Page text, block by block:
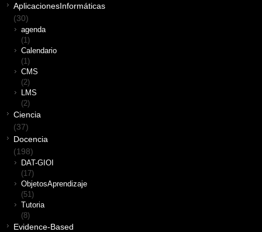
AplicacionesInformáticas
(30)
agenda
(1)
Calendario
(1)
CMS
(2)
LMS
(2)
Ciencia
(37)
Docencia
(198)
DAT-GIOI
(17)
ObjetosAprendizaje
(51)
Tutoria
(8)
Evidence-Based